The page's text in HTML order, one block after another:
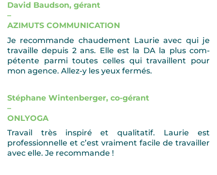
David Baudson, gérant
–
AZIMUTS COMMUNICATION
Je recommande chaudement Laurie avec qui je
travaille depuis 2 ans. Elle est la DA la plus com-
pétente parmi toutes celles qui travaillent pour
mon agence. Allez-y les yeux fermés.
Stéphane Wintenberger, co-gérant
–
ONLYOGA
Travail très inspiré et qualitatif. Laurie est
professionnelle et c’est vraiment facile de travailler
avec elle. Je recommande !